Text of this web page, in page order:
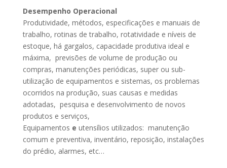
Desempenho Operacional
Produtividade, métodos, especificações e manuais de
trabalho, rotinas de trabalho, rotatividade e níveis de
estoque, há gargalos, capacidade produtiva ideal e
máxima, previsões de volume de produção ou
compras, manutenções periódicas, super ou sub-
utilização de equipamentos e sistemas, os problemas
ocorridos na produção, suas causas e medidas
adotadas, pesquisa e desenvolvimento de novos
produtos e serviços,
Equipamentos e utensílios utilizados: manutenção
comum e preventiva, inventário, reposição, instalações
do prédio, alarmes, etc…